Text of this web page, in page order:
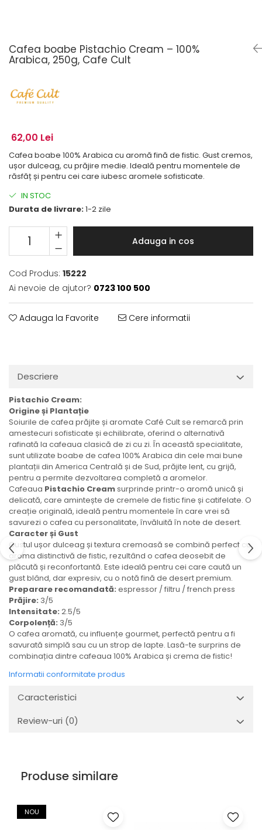
Cafea boabe Pistachio Cream – 100%
Arabica, 250g, Cafe Cult
62,00 Lei
Cafea boabe 100% Arabica cu aromă fină de fistic. Gust cremos,
ușor dulceag, cu prăjire medie. Ideală pentru momentele de
răsfăț și pentru cei care iubesc aromele sofisticate.
IN STOC
Durata de livrare:1-2 zile
Adauga in cos
Cod Produs: 15222
Ai nevoie de ajutor? 0723 100 500
Adauga la Favorite Cere informatii
Descriere
Pistachio Cream:
Origine și Plantație
Soiurile de cafea prăjite și aromate Café Cult se remarcă prin
amestecuri sofisticate și echilibrate, oferind o alternativă
rafinată la cafeaua clasică de zi cu zi. În această specialitate,
sunt utilizate boabe de cafea 100% Arabica din cele mai bune
plantații din America Centrală și de Sud, prăjite lent, cu grijă,
pentru a permite dezvoltarea completă a aromelor.
Cafeaua Pistachio Creamsurprinde printr-o aromă unică și
delicată, care amintește de cremele de fistic fine și catifelate. O
creație originală, ideală pentru momentele în care vrei să
savurezi o cafea cu personalitate, învăluită în note de desert.
Caracter și Gust
Gustul ușor dulceag și textura cremoasă se combină perfect cu
aroma distinctivă de fistic, rezultând o cafea deosebit de
plăcută și reconfortantă. Este ideală pentru cei care caută un
gust blând, dar expresiv, cu o notă fină de desert premium.
Preparare recomandată: espressor / filtru / french press
Prăjire: 3/5
Intensitate: 2.5/5
Corpolență: 3/5
O cafea aromată, cu influențe gourmet, perfectă pentru a fi
savurată simplă sau cu un strop de lapte. Lasă-te surprins de
combinația dintre cafeaua 100% Arabica și crema de fistic!
Informatii conformitate produs
Caracteristici
Review-uri (0)
Produse similare
NOU